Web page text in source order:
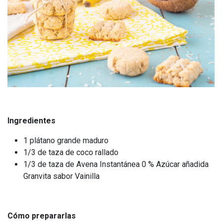
Ingredientes
1 plátano grande maduro
1/3 de taza de coco rallado
1/3 de taza de Avena Instantánea 0 % Azúcar añadida
Granvita sabor Vainilla
Cómo prepararlas